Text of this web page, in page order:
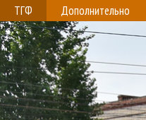
ТГФ Дополнительно